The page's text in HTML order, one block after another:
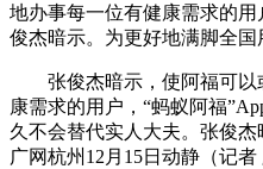
地办事每一位有健康需求的用
俊杰暗示。为更好地满脚全国
张俊杰暗示，使阿福可以
康需求的用户，“蚂蚁阿福
久不会替代实人大夫。张俊
广网杭州12月15日动静（记